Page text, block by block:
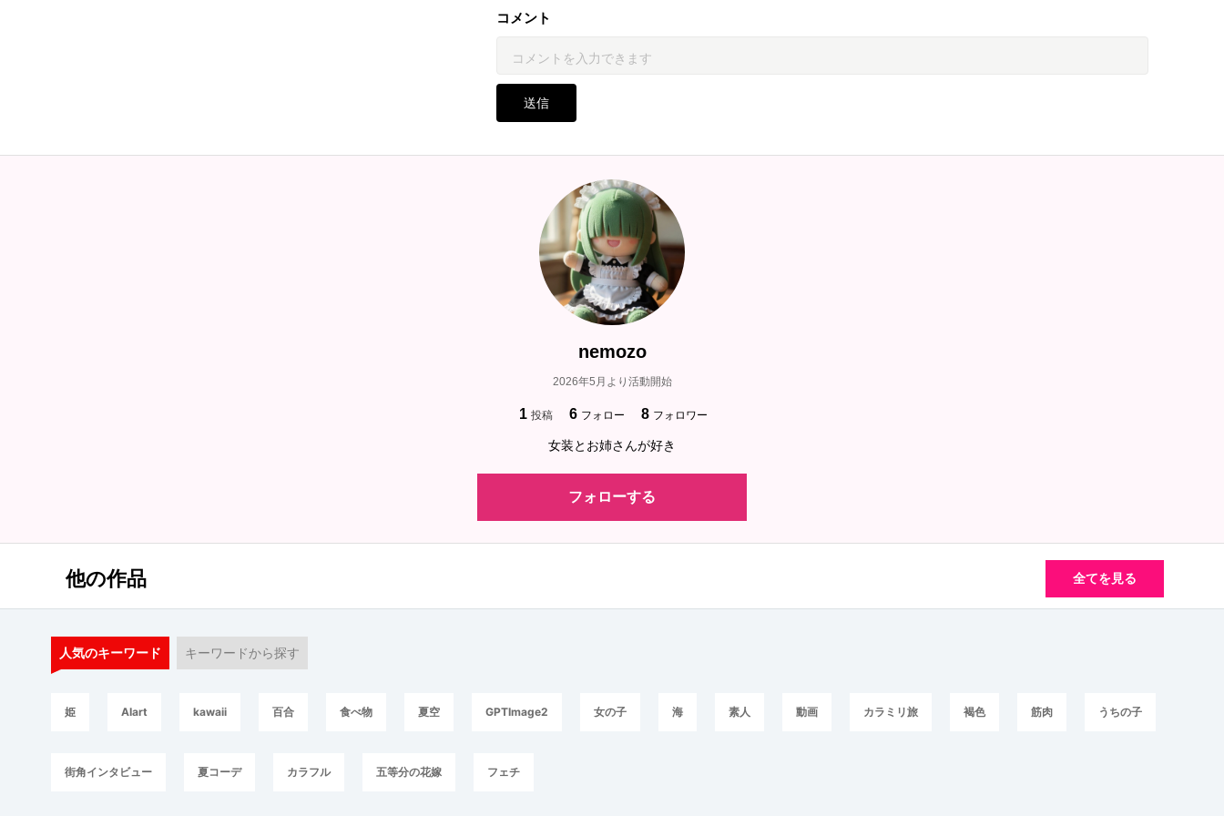
コメント
送信
nemozo
2026年5月より活動開始
1 投稿 6 フォロー 8 フォロワー
女装とお姉さんが好き
フォローする
他の作品 全てを見る
人気のキーワード キーワードから探す
姫 AIart kawaii 百合 食べ物 夏空 GPTImage2 女の子 海 素人 動画 カラミリ旅 褐色 筋肉 うちの子
街角インタビュー 夏コーデ カラフル 五等分の花嫁 フェチ